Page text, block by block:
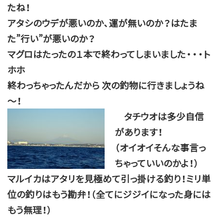
たね！
アタシのウデが悪いのか、運が無いのか？はたま
た”行い”が悪いのか？
マグロはたったの１本で終わってしまいました・・・ト
ホホ
終わっちゃったんだから 次の釣物に行きましょうね
～！
タチウオは多少自信
があります！
（オイオイそんな事言っ
ちゃっていいのかよ！）
マルイカはアタリを見極めて引っ掛ける釣り！ミリ単
位の釣りはもう勘弁！（全てにジジイになった身には
もう無理！）